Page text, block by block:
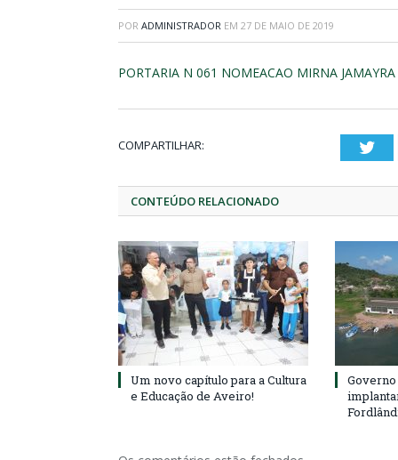
POR ADMINISTRADOR EM 27 DE MAIO DE 2019
PORTARIA N 061 NOMEACAO MIRNA
COMPARTILHAR:
CONTEÚDO RELACIONADO
Um novo capítulo para a Cultura
e Educação de Aveiro!